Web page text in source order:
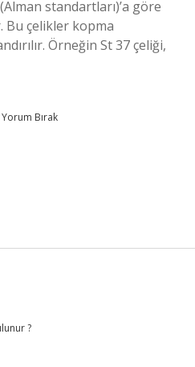
standartları)’a göre
Bu çelikler kopma
Örneğin St 37 çeliği,
Yorum Bırak
?